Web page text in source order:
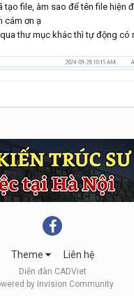
tạo file, àm sao để tên file hiện
cám ơn ạ
thư mục khác thì tự động có
Theme Liên hệ
Diễn đàn CADViet
by Invision Community